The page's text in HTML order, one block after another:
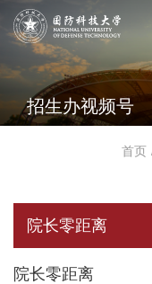
招生办视频号
首页
院长零距离
院长零距离